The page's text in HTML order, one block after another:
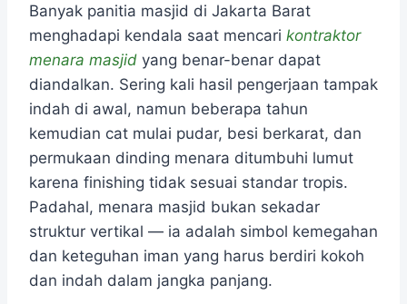
Banyak panitia masjid di Jakarta Barat
menghadapi kendala saat mencari kontraktor
menara masjid yang benar-benar dapat
diandalkan. Sering kali hasil pengerjaan tampak
indah di awal, namun beberapa tahun
kemudian cat mulai pudar, besi berkarat, dan
permukaan dinding menara ditumbuhi lumut
karena finishing tidak sesuai standar tropis.
Padahal, menara masjid bukan sekadar
struktur vertikal — ia adalah simbol kemegahan
dan keteguhan iman yang harus berdiri kokoh
dan indah dalam jangka panjang.